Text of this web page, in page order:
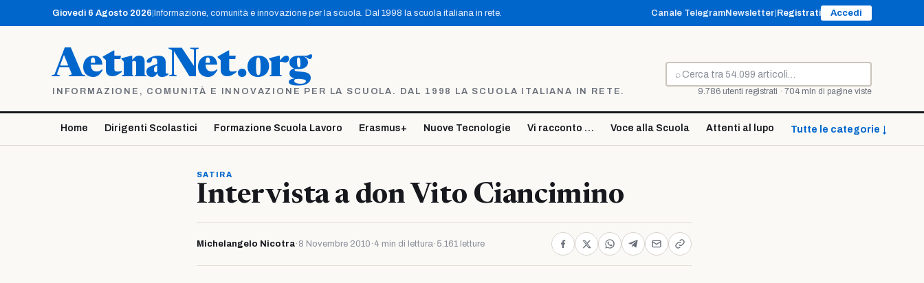
contenuto
Giovedì 6 Agosto 2026 Informazione, comunità e innovazione per la scuola. Dal 1998 la scuola italiana in rete. Canale TelegramNewsletter Registrati Accedi
AetnaNet.org
INFORMAZIONE, COMUNITÀ E INNOVAZIONE PER LA SCUOLA. DAL 1998 LA SCUOLA ITALIANA IN RETE.
⌕
Cerca
9.786 utenti registrati · 704 mln di pagine viste
Home Dirigenti Scolastici Formazione Scuola Lavoro Erasmus+ Nuove Tecnologie Vi racconto … Voce alla Scuola Attenti al lupo Tutte le categorie ↓
SATIRA
Intervista a don Vito Ciancimino
Michelangelo Nicotra· 8 Novembre 2010 · 4 min di lettura· 5.161 letture